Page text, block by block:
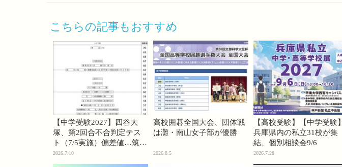
こちらの記事もおすすめ
【中学受験2027】四谷大
塚、第2回合不合判定テス
ト（7/5実施）偏差値…筑駒
74・桜蔭70＜PR＞
2026.7.10
高校囲碁全国大会、団体戦
は灘・南山女子部が優勝
2026.8.5
【高校受験】【中学受験】
兵庫県内の私立31校が集
結、個別相談会9/6
2026.7.28